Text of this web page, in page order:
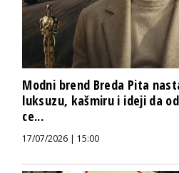
Modni brend Breda Pita
luksuzu, kašmiru i ideji da
ce...
17/07/2026 | 15:00